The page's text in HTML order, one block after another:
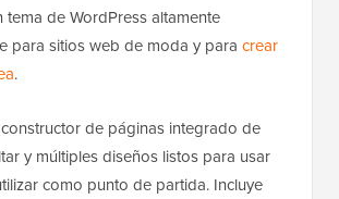
tema de WordPress altamente
para sitios web de moda y para crear
.
de páginas integrado de
y múltiples diseños listos para usar
como punto de partida. Incluye